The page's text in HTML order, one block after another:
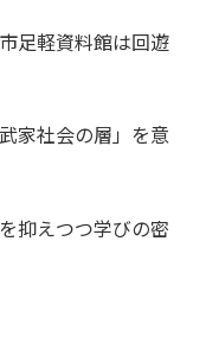
足軽資料館は回遊
家社会の層」を意
抑えつつ学びの密